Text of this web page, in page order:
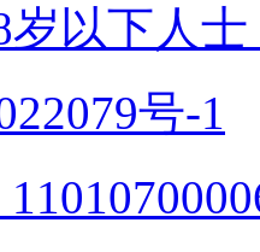
以下人士
号-1